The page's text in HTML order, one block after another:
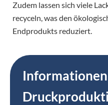
Zudem lassen sich viele
recyceln, was den
Endprodukts reduziert.